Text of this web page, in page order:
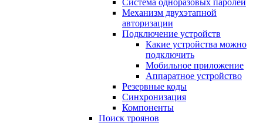
Система одноразовых паролей
Механизм двухэтапной
авторизации
Подключение устройств
Какие устройства можно
подключить
Мобильное приложение
Аппаратное устройство
Резервные коды
Синхронизация
Компоненты
Поиск троянов